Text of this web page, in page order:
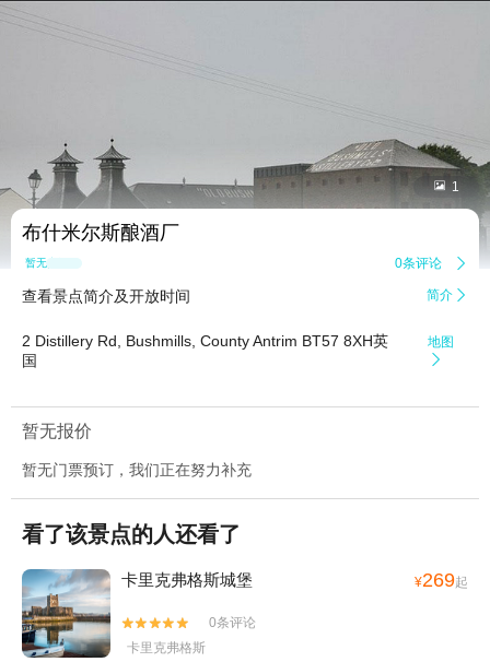
 1
布什米尔斯酿酒厂
暂无点评 0条评论 
查看景点简介及开放时间 简介 
2 Distillery Rd, Bushmills, County Antrim BT57 8XH英
国
地图

暂无报价
暂无门票预订，我们正在努力补充
看了该景点的人还看了
卡里克弗格斯城堡 ¥269起


0条评论
卡里克弗格斯
